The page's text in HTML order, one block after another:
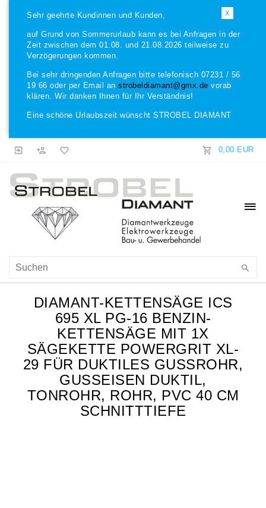
X
Sehr geehrte Kundinnen und Kunden,
auf Grund von Sommerurlaub kann es bei Anfragen in der
Zeit zwischen dem 01.08. und 21.08.2026 teilweise zu
Verzögerungen kommen.
Bei sehr dringenden Anfragen bitte telefonisch 07231 / 56
19 66 oder per Email an strobeldiamant@gmx.de vorab
klären. Wir danken Ihnen für Ihr Verständnis!
Eine schöne Urlaubszeit wünscht STROBEL DIAMANT
0,00 EUR
DIAMANT-KETTENSÄGE ICS
695 XL PG-16 BENZIN-
KETTENSÄGE MIT 1X
SÄGEKETTE POWERGRIT XL-
29 FÜR DUKTILES GUSSROHR, G
USSEISEN DUKTIL, T
ONROHR, ROHR, PVC 40 CM S
CHNITTTIEFE